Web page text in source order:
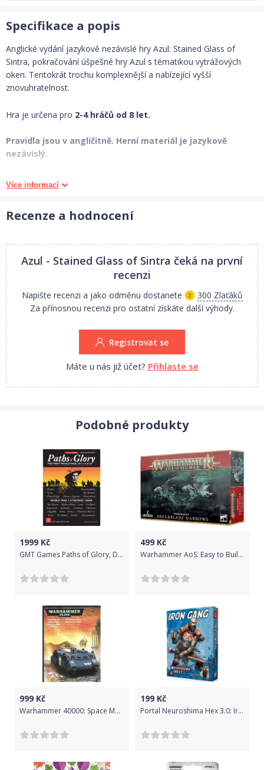
Specifikace a popis
Anglické vydání jazykově nezávislé hry Azul: Stained Glass of
Sintra, pokračování úšpešné hry Azul s tématikou vytrážových
oken. Tentokrát trochu komplexnější a nabízející vyšší
znovuhratelnost.
Hra je určena pro 2-4 hráčů od 8 let.
Pravidla jsou v angličitně. Herní materiál je jazykově
nezávislý.
Hra obsahuje:
• 4 palace boards (1 of each player color)
• 4 glaziers (1 of each player color)
• 8 markers (2 of each player color)
• 100 pane pieces (20 of each of the 5 colors)
• 1 scoring board
• 1 starting player tile
• 1 bag, 1 glass tower
Pravidla ke stažení:
Azul: Stained Glass of Sintra anglická pravidla
Recenze:
Více informací
Recenze a hodnocení
Azul - Stained Glass of Sintra čeká na první
recenzi
Napište recenzi a jako odměnu dostanete
300 Zlaťáků
Za přínosnou recenzi pro ostatní získáte další výhody.
Registrovat se
Máte u nás již účet? Přihlaste se
Podobné produkty
1999 Kč
GMT Games Paths of Glory, Deluxe Edition
499 Kč
Warhammer AoS: Easy to Build - Nighthaunt Dreadblade Harrows
999 Kč
Warhammer 40000: Space Marine Rhino
199 Kč
Portal Neuroshima Hex 3.0: Iron Gang